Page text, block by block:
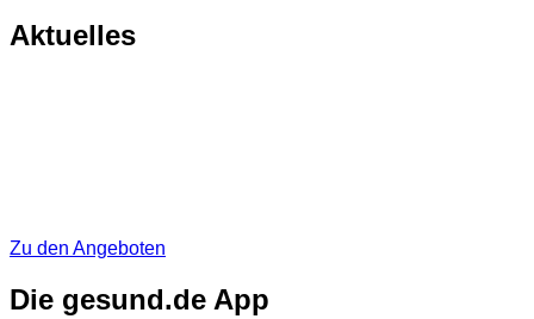
Aktuelles
Zu den Angeboten
Die gesund.de App